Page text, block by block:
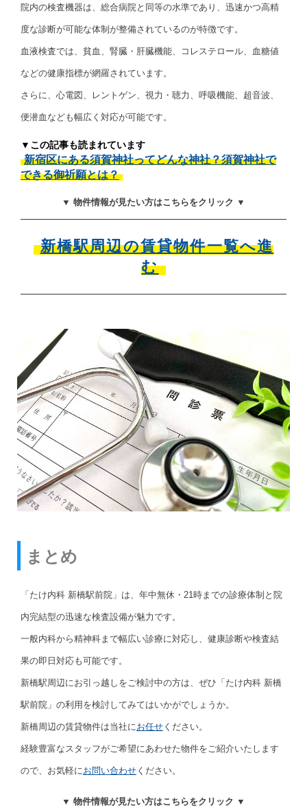
院内の検査機器は、総合病院と同等の水準であり、迅速かつ高精
度な診断が可能な体制が整備されているのが特徴です。
血液検査では、貧血、腎臓・肝臓機能、コレステロール、血糖値
などの健康指標が網羅されています。
さらに、心電図、レントゲン、視力・聴力、呼吸機能、超音波、
便潜血なども幅広く対応が可能です。
▼この記事も読まれています
新宿区にある須賀神社ってどんな神社？須賀神社で
できる御祈願とは？
▼ 物件情報が見たい方はこちらをクリック ▼
新橋駅周辺の賃貸物件一覧へ進
む
まとめ
「たけ内科 新橋駅前院」は、年中無休・21時までの診療体制と院
内完結型の迅速な検査設備が魅力です。
一般内科から精神科まで幅広い診療に対応し、健康診断や検査結
果の即日対応も可能です。
新橋駅周辺にお引っ越しをご検討中の方は、ぜひ「たけ内科 新橋
駅前院」の利用を検討してみてはいかがでしょうか。
新橋周辺の賃貸物件は当社に お任せ ください。
経験豊富なスタッフがご希望にあわせた物件をご紹介いたします
ので、お気軽に お問い合わせ ください。
▼ 物件情報が見たい方はこちらをクリック ▼